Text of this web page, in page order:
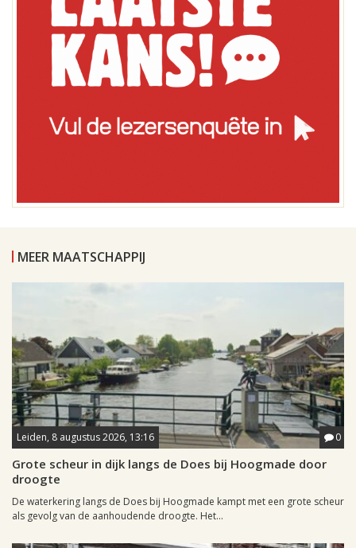
MEER MAATSCHAPPIJ
Leiden, 8 augustus 2026, 13:16 0
Grote scheur in dijk langs de Does bij Hoogmade door
droogte
De waterkering langs de Does bij Hoogmade kampt met een grote scheur
als gevolg van de aanhoudende droogte. Het...